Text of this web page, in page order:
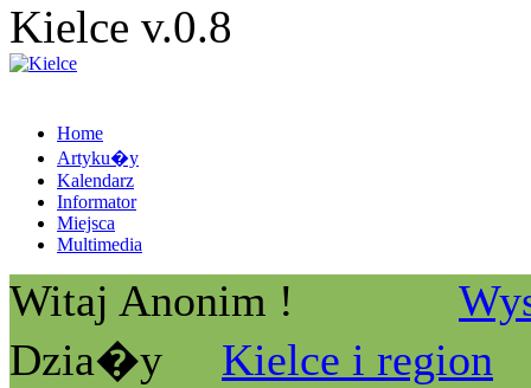
Kielce v.0.8
Home
Artyku�y
Kalendarz
Informator
Miejsca
Multimedia
Witaj Anonim !
Dzia�y
Kielce i region